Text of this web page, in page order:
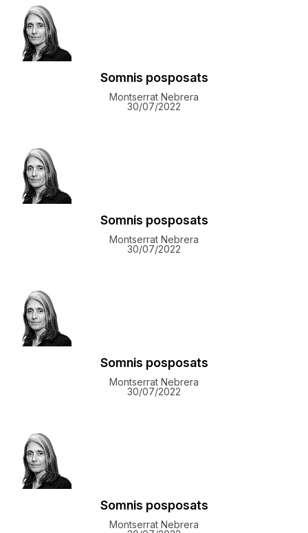
Somnis posposats
Montserrat Nebrera
30/07/2022
Somnis posposats
Montserrat Nebrera
30/07/2022
Somnis posposats
Montserrat Nebrera
30/07/2022
Somnis posposats
Montserrat Nebrera